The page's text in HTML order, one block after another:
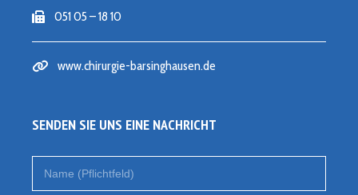
051 05 – 18 10
www.chirurgie-barsinghausen.de
SENDEN SIE UNS EINE NACHRICHT